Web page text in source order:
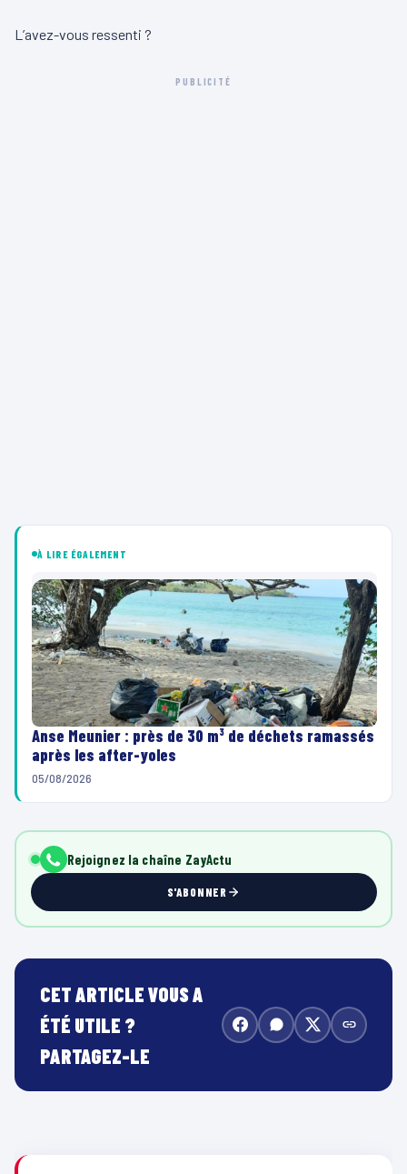
L’avez-vous ressenti ?
PUBLICITÉ
À LIRE ÉGALEMENT
Anse Meunier : près de 30 m³ de déchets ramassés
après les after-yoles
05/08/2026
Rejoignez la chaîne ZayActu
S'ABONNER
CET ARTICLE VOUS A
ÉTÉ UTILE ?
PARTAGEZ-LE